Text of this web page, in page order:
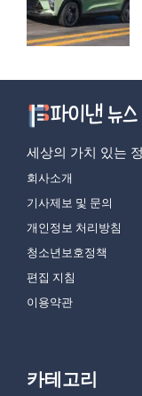
세상의 가치 있는
회사소개
기사제보 및 문의
개인정보 처리방침
청소년보호정책
편집 지침
이용약관
카테고리